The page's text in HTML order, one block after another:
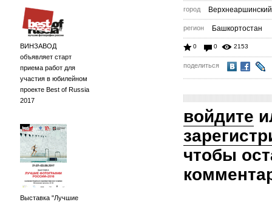
ВИНЗАВОД
объявляет старт
приема работ для
участия в юбилейном
проекте Best of Russia
2017
Выставка "Лучшие
город Верхнеаршинский
регион Башкортостан
0 0 2153
поделиться
войдите
чтобы